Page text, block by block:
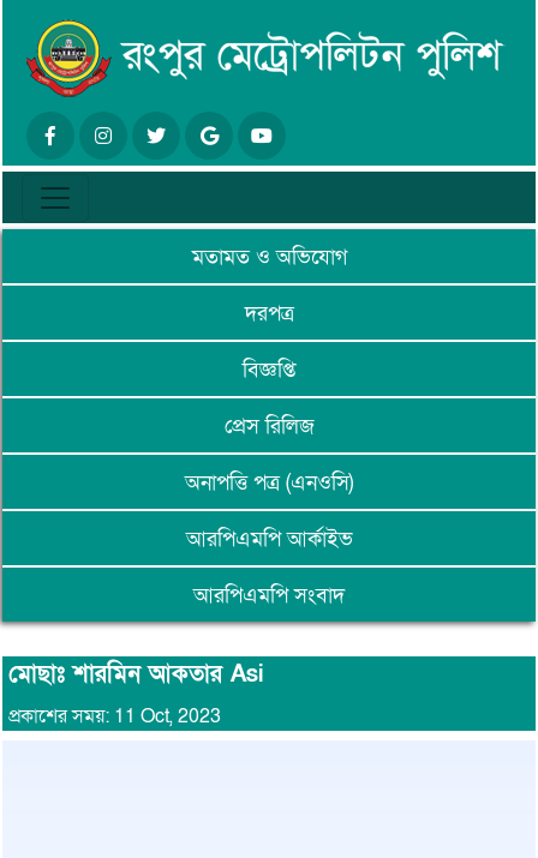
মতামত ও অভিযোগ
দরপত্র
বিজ্ঞপ্তি
প্রেস রিলিজ
অনাপত্তি পত্র (এনওসি)
আরপিএমপি আর্কাইভ
আরপিএমপি সংবাদ
মোছাঃ শারমিন আকতার Asi
প্রকাশের সময়: 11 Oct, 2023